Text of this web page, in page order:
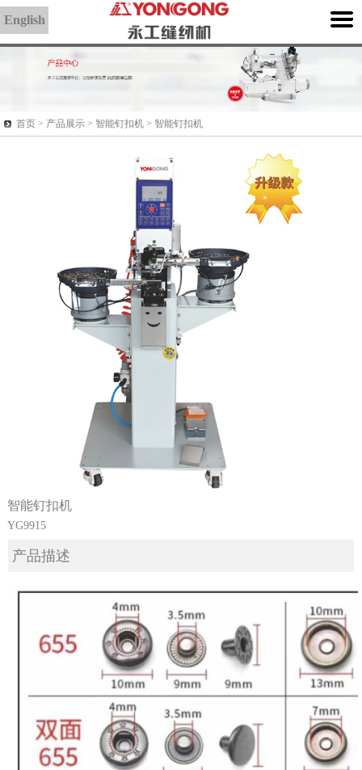
English
首页 > 产品展示 > 智能钉扣机 > 智能钉扣机
智能钉扣机
YG9915
产品描述